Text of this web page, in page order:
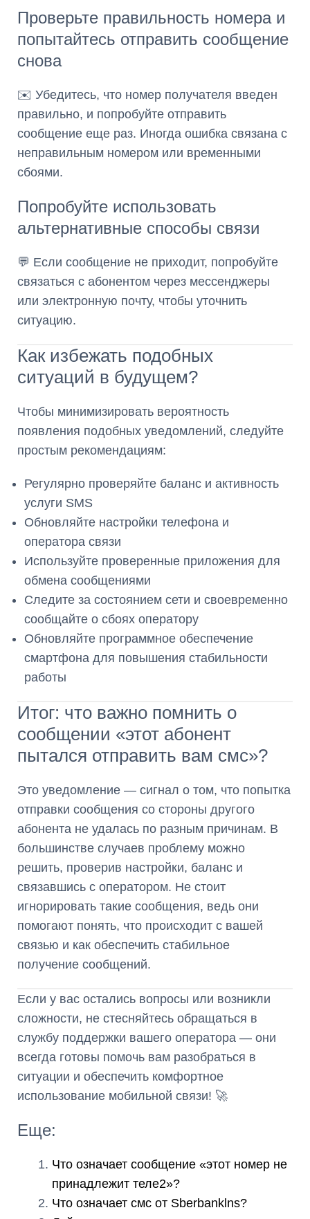
Проверьте правильность номера и
попытайтесь отправить сообщение
снова
✉️ Убедитесь, что номер получателя введен
правильно, и попробуйте отправить
сообщение еще раз. Иногда ошибка связана с
неправильным номером или временными
сбоями.
Попробуйте использовать
альтернативные способы связи
💬 Если сообщение не приходит, попробуйте
связаться с абонентом через мессенджеры
или электронную почту, чтобы уточнить
ситуацию.
Как избежать подобных
ситуаций в будущем?
Чтобы минимизировать вероятность
появления подобных уведомлений, следуйте
простым рекомендациям:
Регулярно проверяйте баланс и активность
услуги SMS
Обновляйте настройки телефона и
оператора связи
Используйте проверенные приложения для
обмена сообщениями
Следите за состоянием сети и своевременно
сообщайте о сбоях оператору
Обновляйте программное обеспечение
смартфона для повышения стабильности
работы
Итог: что важно помнить о
сообщении «этот абонент
пытался отправить вам смс»?
Это уведомление — сигнал о том, что попытка
отправки сообщения со стороны другого
абонента не удалась по разным причинам. В
большинстве случаев проблему можно
решить, проверив настройки, баланс и
связавшись с оператором. Не стоит
игнорировать такие сообщения, ведь они
помогают понять, что происходит с вашей
связью и как обеспечить стабильное
получение сообщений.
Если у вас остались вопросы или возникли
сложности, не стесняйтесь обращаться в
службу поддержки вашего оператора — они
всегда готовы помочь вам разобраться в
ситуации и обеспечить комфортное
использование мобильной связи! 🚀
Еще:
Что означает сообщение «этот номер не
принадлежит теле2»?
Что означает смс от Sberbanklns?